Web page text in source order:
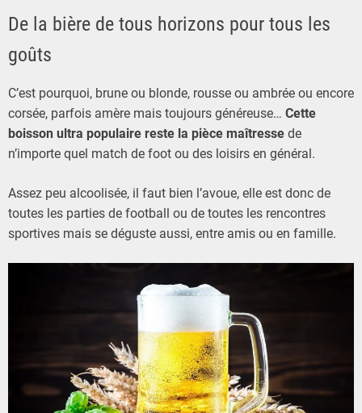
De la bière de tous horizons pour tous les
goûts
C’est pourquoi, brune ou blonde, rousse ou ambrée ou encore
corsée, parfois amère mais toujours généreuse… Cette
boisson ultra populaire reste la pièce maîtresse de
n’importe quel match de foot ou des loisirs en général.
Assez peu alcoolisée, il faut bien l’avoue, elle est donc de
toutes les parties de football ou de toutes les rencontres
sportives mais se déguste aussi, entre amis ou en famille.